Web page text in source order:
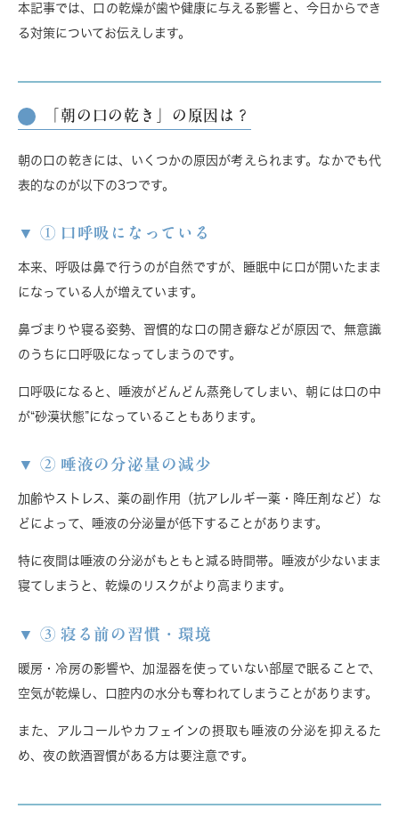
本記事では、 口の乾燥が歯や健康に与える影響と、今日からでき
る対策についてお伝えします。
「朝の口の乾き」の原因は？
朝の口の乾きには、いくつかの原因が考えられます。なかでも代
表的なのが以下の3つです。
① 口呼吸になっている
本来、呼吸は鼻で行うのが自然ですが、睡眠中に 口が開いたまま
になっている人 が増えています。
鼻づまりや寝る姿勢、習慣的な口の開き癖などが原因で、無意識
のうちに口呼吸になってしまうのです。
口呼吸になると、 唾液がどんどん蒸発してしまい、朝には口の中
が“砂漠状態”になっていることもあります。
② 唾液の分泌量の減少
加齢やストレス、薬の副作用（抗アレルギー薬・降圧剤など）な
どによって、 唾液の分泌量が低下 することがあります。
特に夜間は唾液の分泌がもともと減る時間帯。唾液が少ないまま
寝てしまうと、乾燥のリスクがより高まります。
③ 寝る前の習慣・環境
暖房・冷房の影響や、加湿器を使っていない部屋で眠ることで、
空気が乾燥し、口腔内の水分も奪われてしまう ことがあります。
また、アルコールやカフェインの摂取も唾液の分泌を抑えるた
め、夜の飲酒習慣がある方は要注意です。